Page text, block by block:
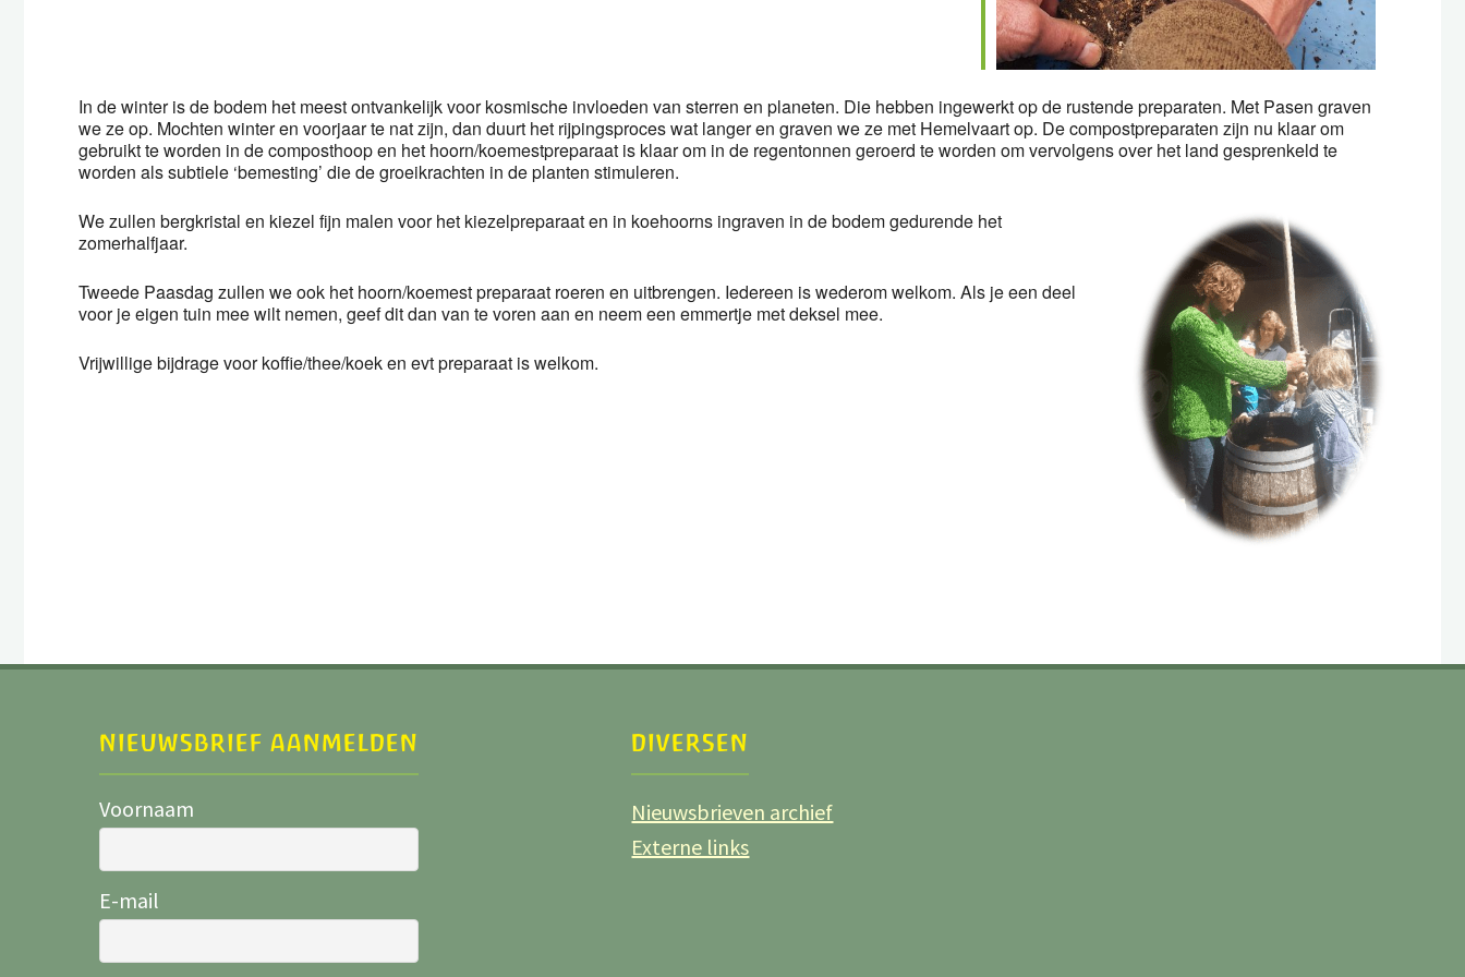
In de winter is de bodem het meest ontvankelijk voor kosmische invloeden van sterren en planeten. Die hebben ingewerkt op de rustende preparaten. Met Pasen graven
we ze op. Mochten winter en voorjaar te nat zijn, dan duurt het rijpingsproces wat langer en graven we ze met Hemelvaart op. De compostpreparaten zijn nu klaar om
gebruikt te worden in de composthoop en het hoorn/koemestpreparaat is klaar om in de regentonnen geroerd te worden om vervolgens over het land gesprenkeld te
worden als subtiele ‘bemesting’ die de groeikrachten in de planten stimuleren.
We zullen bergkristal en kiezel fijn malen voor het kiezelpreparaaten in koehoorns ingraven in de bodem gedurende het
zomerhalfjaar.
Tweede Paasdag zullen we ook het hoorn/koemest preparaat roeren en uitbrengen. Iedereen is wederom welkom. Als je een deel
voor je eigen tuin mee wilt nemen, geef dit dan van te voren aan en neem een emmertje met deksel mee.
Vrijwillige bijdrage voor koffie/thee/koek en evt preparaat is welkom.
NIEUWSBRIEF AANMELDEN
Voornaam
E-mail
DIVERSEN
Nieuwsbrieven archief
Externe links